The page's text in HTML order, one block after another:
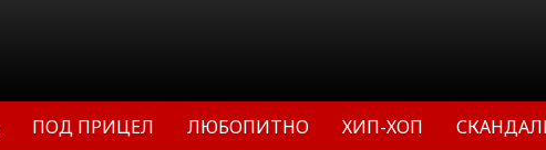
ПОД ПРИЦЕЛ ЛЮБОПИТНО ХИП-ХОП